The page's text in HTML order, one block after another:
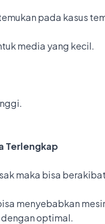
pada kasus
media yang kecil.
Terlengkap
maka bisa
menyebabkan
optimal.